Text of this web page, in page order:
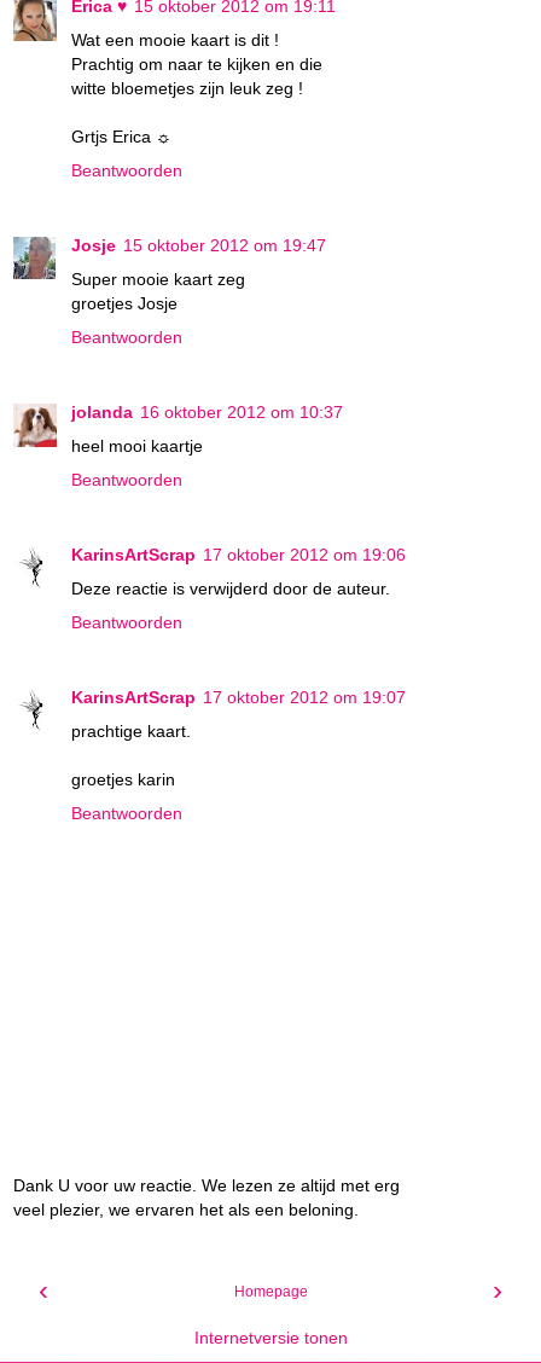
Erica ♥ 15 oktober 2012 om 19:11
Wat een mooie kaart is dit !
Prachtig om naar te kijken en die
witte bloemetjes zijn leuk zeg !
Grtjs Erica ☼
Beantwoorden
Josje 15 oktober 2012 om 19:47
Super mooie kaart zeg
groetjes Josje
Beantwoorden
jolanda 16 oktober 2012 om 10:37
heel mooi kaartje
Beantwoorden
KarinsArtScrap 17 oktober 2012 om 19:06
Deze reactie is verwijderd door de auteur.
Beantwoorden
KarinsArtScrap 17 oktober 2012 om 19:07
prachtige kaart.
groetjes karin
Beantwoorden
Dank U voor uw reactie. We lezen ze altijd met erg
veel plezier, we ervaren het als een beloning.
‹ ›
Homepage
Internetversie tonen